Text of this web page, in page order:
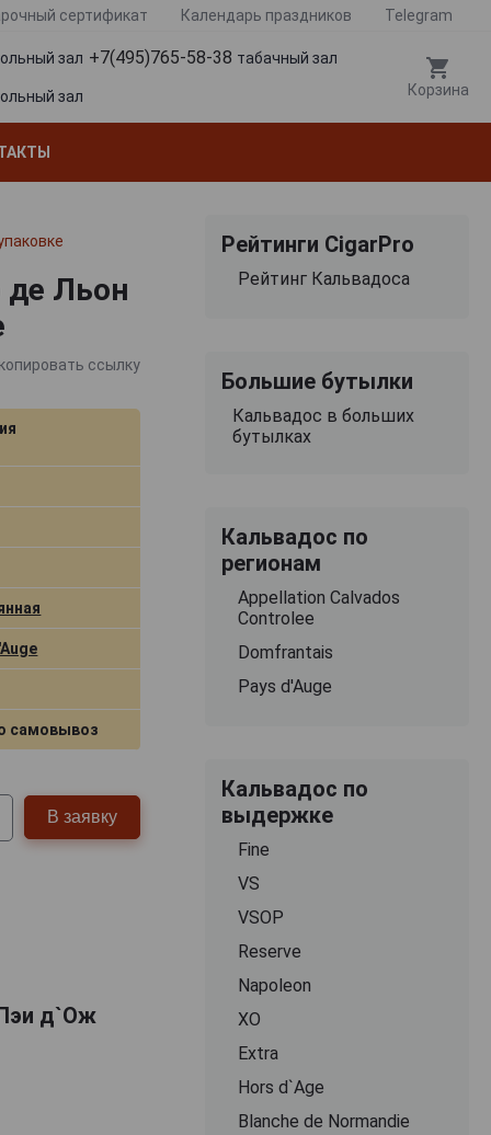
сертификат Календарь праздников Telegram
зал +7(495)765-58-38 табачный зал
зал Корзина
де Льон
ссылку
самовывоз
В заявку
д`Ож
Рейтинги CigarPro
Рейтинг Кальвадоса
Большие бутылки
Кальвадос в больших
бутылках
Кальвадос по
регионам
Appellation Calvados
Controlee
Domfrantais
Pays d'Auge
Кальвадос по
выдержке
Fine
VS
VSOP
Reserve
Napoleon
ХО
Extra
Hors d`Age
Blanche de Normandie